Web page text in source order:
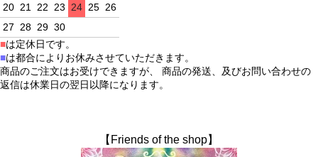
20 21 22 23 24 25 26
27
28 29 30
■は定休日です。
■は都合によりお休みさせていただきます。
商品のご注文はお受けできますが、 商品の発送、及びお問い合わせの
返信は休業日の翌日以降になります。
【Friends of the shop】